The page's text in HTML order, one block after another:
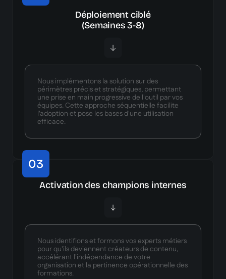
Déploiement ciblé
(Semaines 3-8)
Nous implémentons la solution sur des
périmètres précis et stratégiques, permettant
une prise en main progressive de l'outil par vos
équipes. Cette approche séquentielle facilite
l'adoption et pose les bases d'une utilisation
efficace.
Activation des champions internes
Nous identifions et formons vos experts métiers
pour qu'ils deviennent créateurs de contenu,
accélérant l'indépendance de votre
organisation et la pertinence opérationnelle des
formations.
03